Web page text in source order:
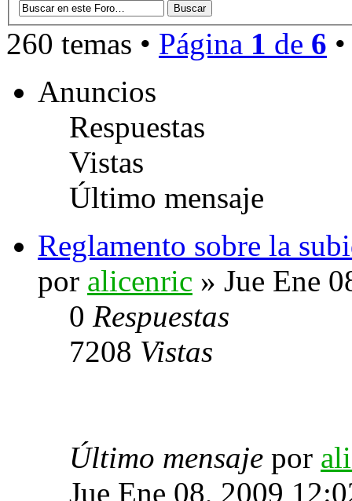
260 temas • Página 1 de 6
Anuncios
Respuestas
Vistas
Último mensaje
Reglamento sobre la
por alicenric » Jue Ene
0 Respuestas
7208 Vistas
Último mensaje por
Jue Ene 08, 2009